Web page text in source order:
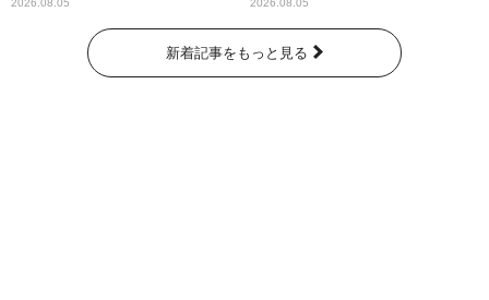
2026.08.05 2026.08.05
新着記事をもっと見る